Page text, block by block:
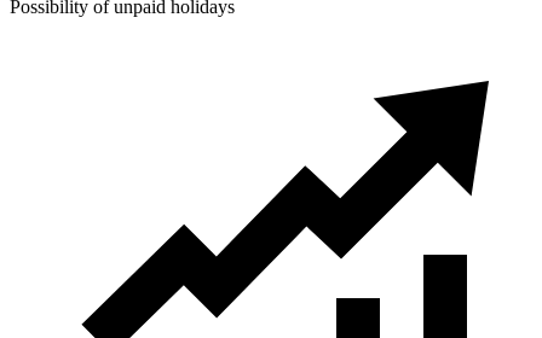
Possibility of unpaid holidays